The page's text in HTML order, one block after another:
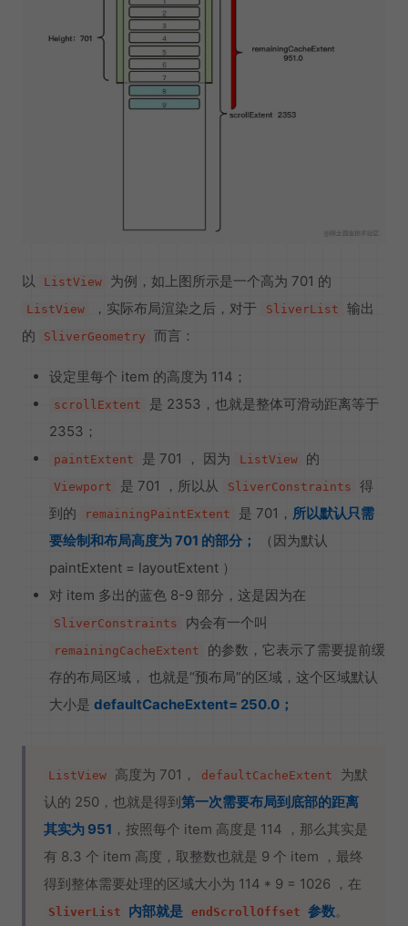
以 ListView 为例，如上图所示是一个高为 701 的
ListView ，实际布局渲染之后，对于 SliverList
输出
的
SliverGeometry 而言：
设定里每个 item 的高度为 114；
scrollExtent
是 2353，也就是整体可滑动距离等于
2353；
paintExtent 是 701 ， 因为 ListView 的
Viewport 是 701 ，所以从 SliverConstraints
得
到的
remainingPaintExtent 是 701， 所以默认只需
要绘制和布局高度为 701 的部分；
（因为默认
paintExtent = layoutExtent ）
对 item 多出的蓝色 8-9 部分，这是因为在
SliverConstraints 内会有一个叫
remainingCacheExtent
的参数，它表示了需要提前缓
存的布局区域， 也就是“预布局”的区域，这个区域默认
大小是 defaultCacheExtent= 250.0；
ListView 高度为 701， defaultCacheExtent
为默
认的 250，也就是得到第一次需要布局到底部的距离
其实为 951 ，按照每个 item 高度是 114 ，那么其实是
有 8.3 个 item 高度，取整数也就是 9 个 item ，最终
得到整体需要处理的区域大小为 114 * 9 = 1026 ，在
SliverList 内部就是 endScrollOffset 参数。